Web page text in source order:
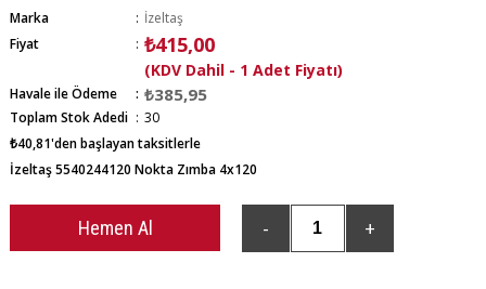
Marka : İzeltaş
Fiyat
: ₺415,00
(KDV Dahil - 1 Adet Fiyatı)
Havale ile Ödeme ₺385,95
Toplam Stok Adedi : 30
₺40,81'den başlayan taksitlerle
İzeltaş 5540244120 Nokta Zımba 4x120